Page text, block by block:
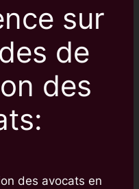
sur
de
des
des avocats en